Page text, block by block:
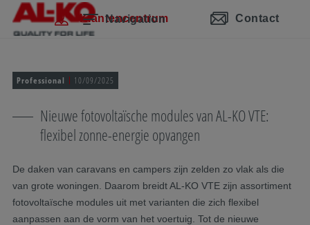
Navigatie overslaan
Naar hoofdinhoud
Naar hoofdnavigatie gaan
Inhoudsopgave Navigation
Klantencentrum Contact
Professional 10/09/2025
Nieuwe fotovoltaïsche modules van AL-KO VTE:
flexibel zonne-energie opvangen
De daken van caravans en campers zijn zelden zo vlak als die
van grote woningen. Daarom breidt AL-KO VTE zijn assortiment
fotovoltaïsche modules uit met varianten die zich flexibel
aanpassen aan de vorm van het voertuig. Tot de nieuwe